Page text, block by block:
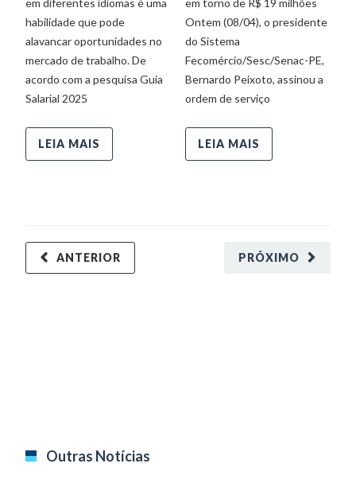
em diferentes idiomas é uma
habilidade que pode
alavancar oportunidades no
mercado de trabalho. De
acordo com a pesquisa Guia
Salarial 2025
LEIA MAIS
em torno de R$ 19 milhões
Ontem (08/04), o presidente
do Sistema
Fecomércio/Sesc/Senac-PE,
Bernardo Peixoto, assinou a
ordem de serviço
LEIA MAIS
PRÓXIMO
ANTERIOR
Outras Notícias